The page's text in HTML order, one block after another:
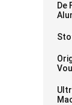
De